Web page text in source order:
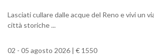
Lasciati cullare dalle acque del Reno e vivi un
città storiche ...
02 - 05 agosto 2026 | € 1550